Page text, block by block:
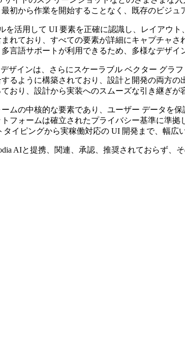
初から作業を開始することなく、既存のビジュ
を活用して UI 要素を正確に認識し、レイアウ
れており、すべての要素が詳細にキャプチャ
言語サポートが利用できるため、多様なデザイ
ザインは、さらにスケーラブル ベクター グラ
するように構築されており、設計と開発の両方
おり、設計から実装へのスムーズな引き継ぎが
ムの中核的な要素であり、ユーザー データを
フォームは確立されたプライバシー基準に準
イピングから実稼働対応の UI 開発まで、幅広
AIと提携、関連、承認、推奨されておらず